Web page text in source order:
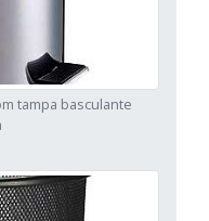
tampa basculante